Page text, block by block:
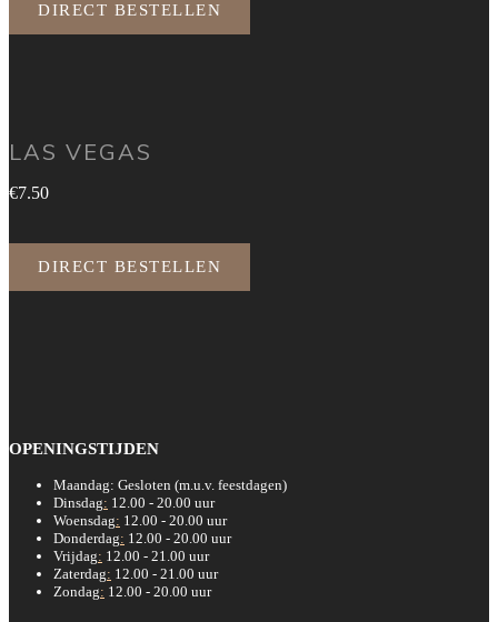
DIRECT BESTELLEN
LAS VEGAS
€7.50
DIRECT BESTELLEN
OPENINGSTIJDEN
Maandag: Gesloten (m.u.v. feestdagen)
Dinsdag: 12.00 - 20.00 uur
Woensdag: 12.00 - 20.00 uur
Donderdag: 12.00 - 20.00 uur
Vrijdag: 12.00 - 21.00 uur
Zaterdag: 12.00 - 21.00 uur
Zondag: 12.00 - 20.00 uur